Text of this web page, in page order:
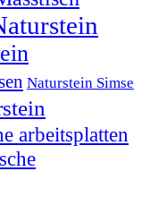
Naturstein Simse
arbeitsplatten